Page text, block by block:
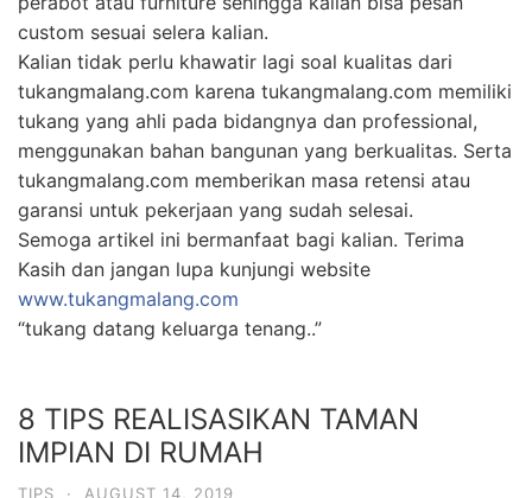
sebuah taman? Tidak perlu khawatir dengan lahan
yang sedikit kamu bisa menciptakan taman minimalis
impian kamu. Dengan meciptakan taman minimalis
kamu bisa menemukan tempat bersantai dan
menikmati secangkir kopi atau hanya untuk berkumpul
bersama keluarga kamu. Nah berikut ada beberapa
tips untuk membangun taman impianmu.
Cari Ide & Inspirasi Taman